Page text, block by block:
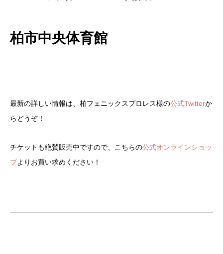
柏市中央体育館
最新の詳しい情報は、柏フェニックスプロレス様の公式Twitterか
らどうぞ！
チケットも絶賛販売中ですので、こちらの公式オンラインショッ
プよりお買い求めください！